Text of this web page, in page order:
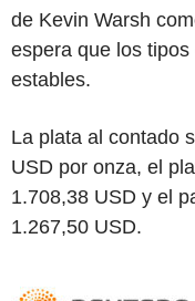
de Kevin Warsh
espera que los
estables.
La plata al contado
USD por onza, el
1.708,38 USD y el
1.267,50 USD.